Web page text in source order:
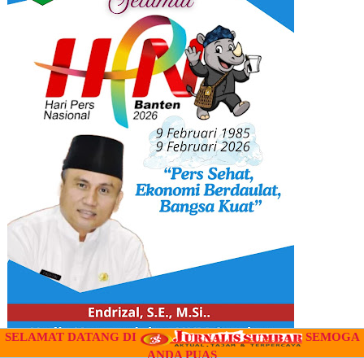
SELAMAT DATANG DI
SEMOGA
ANDA PUAS